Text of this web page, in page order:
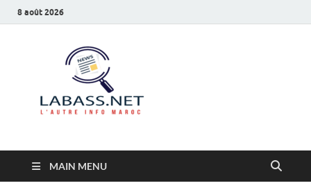
8 août 2026
MAIN MENU